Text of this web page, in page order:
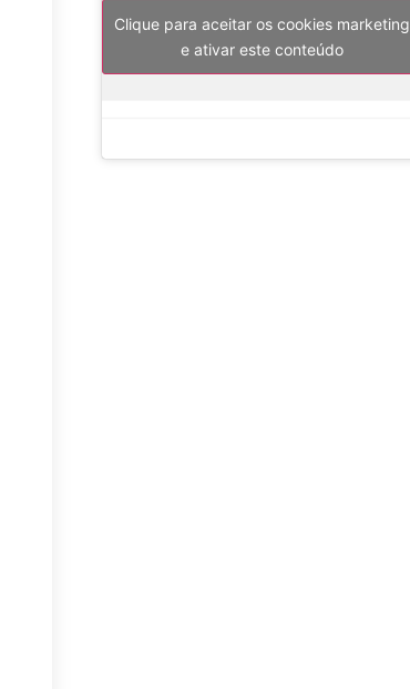
Clique para aceitar os cookies marketing
e ativar este conteúdo